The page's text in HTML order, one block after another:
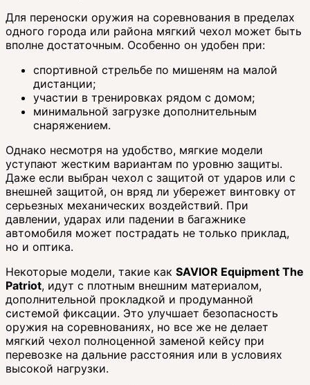
Для переноски оружия на соревнования в пределах
одного города или района мягкий чехол может быть
вполне достаточным. Особенно он удобен при:
спортивной стрельбе по мишеням на малой
дистанции;
участии в тренировках рядом с домом;
минимальной загрузке дополнительным
снаряжением.
Однако несмотря на удобство, мягкие модели
уступают жестким вариантам по уровню защиты.
Даже если выбран чехол с защитой от ударов или с
внешней защитой, он вряд ли убережет винтовку от
серьезных механических воздействий. При
давлении, ударах или падении в багажнике
автомобиля может пострадать не только приклад,
но и оптика.
Некоторые модели, такие как SAVIOR Equipment The
Patriot, идут с плотным внешним материалом,
дополнительной прокладкой и продуманной
системой фиксации. Это улучшает безопасность
оружия на соревнованиях, но все же не делает
мягкий чехол полноценной заменой кейсу при
перевозке на дальние расстояния или в условиях
высокой нагрузки.